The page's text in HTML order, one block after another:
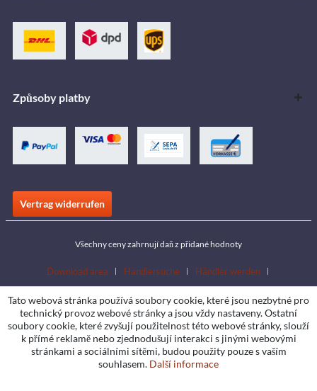
Způsoby platby
Vertrag widerrufen
Všechny ceny zahrnují daň z přidané hodnoty
Download area Händlersuche
Händler werden
Tato webová stránka používá soubory cookie, které jsou nezbytné pro
technický provoz webové stránky a jsou vždy nastaveny. Ostatní
soubory cookie, které zvyšují použitelnost této webové stránky, slouží
k přímé reklamě nebo zjednodušují interakci s jinými webovými
stránkami a sociálními sítěmi, budou použity pouze s vaším
souhlasem. Další informace